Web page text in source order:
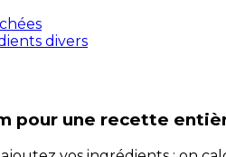
divers
pour une recette